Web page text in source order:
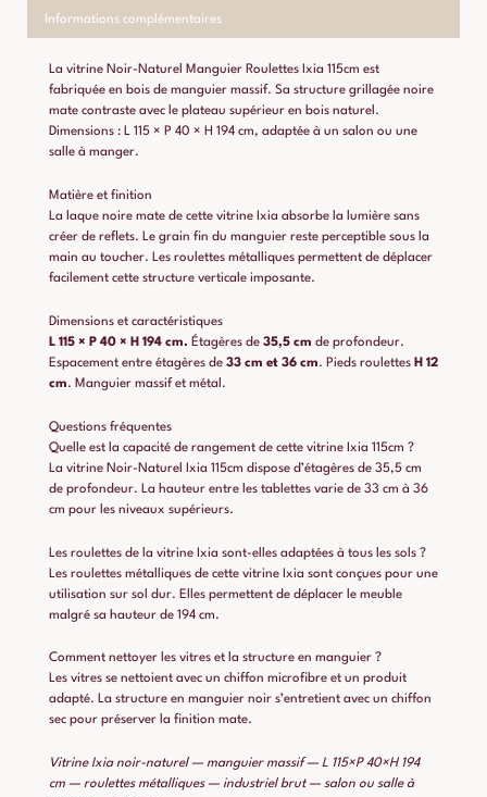
Informations complémentaires
La vitrine Noir-Naturel Manguier Roulettes Ixia 115cm est
fabriquée en bois de manguier massif. Sa structure grillagée noire
mate contraste avec le plateau supérieur en bois naturel.
Dimensions : L 115 × P 40 × H 194 cm, adaptée à un salon ou une
salle à manger.
Matière et finition
La laque noire mate de cette vitrine Ixia absorbe la lumière sans
créer de reflets. Le grain fin du manguier reste perceptible sous la
main au toucher. Les roulettes métalliques permettent de déplacer
facilement cette structure verticale imposante.
Dimensions et caractéristiques
L 115 × P 40 × H 194 cm. Étagères de 35,5 cm de profondeur.
Espacement entre étagères de 33 cm et 36 cm. Pieds roulettes H 12
cm. Manguier massif et métal.
Questions fréquentes
Quelle est la capacité de rangement de cette vitrine Ixia 115cm ?
La vitrine Noir-Naturel Ixia 115cm dispose d’étagères de 35,5 cm
de profondeur. La hauteur entre les tablettes varie de 33 cm à 36
cm pour les niveaux supérieurs.
Les roulettes de la vitrine Ixia sont-elles adaptées à tous les sols ?
Les roulettes métalliques de cette vitrine Ixia sont conçues pour une
utilisation sur sol dur. Elles permettent de déplacer le meuble
malgré sa hauteur de 194 cm.
Comment nettoyer les vitres et la structure en manguier ?
Les vitres se nettoient avec un chiffon microfibre et un produit
adapté. La structure en manguier noir s’entretient avec un chiffon
sec pour préserver la finition mate.
Vitrine Ixia noir-naturel — manguier massif — L 115×P 40×H 194
cm — roulettes métalliques — industriel brut — salon ou salle à